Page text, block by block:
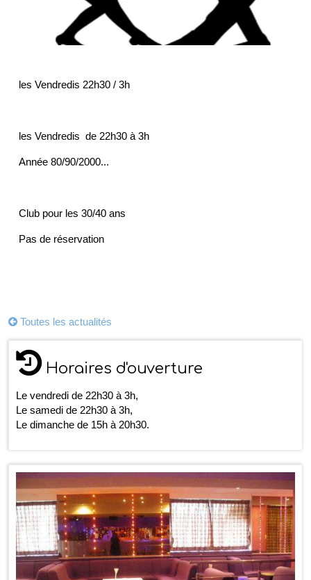
les Vendredis 22h30 / 3h
les Vendredis de 22h30 à 3h
Année 80/90/2000...
Club pour les 30/40 ans
Pas de réservation
Toutes les actualités
Horaires d'ouverture
Le vendredi de 22h30 à 3h,
Le samedi de 22h30 à 3h,
Le dimanche de 15h à 20h30.